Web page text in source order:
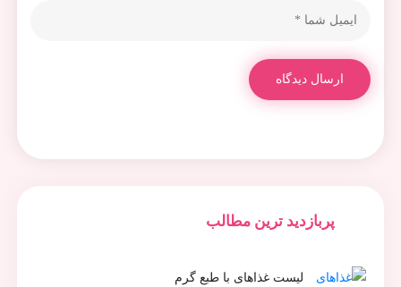
پربازدید ترین مطالب
لیست غذاهای با طبع گرم
ارسال دیدگاه